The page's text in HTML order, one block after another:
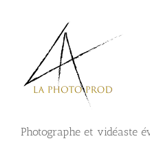
Photographe et vidéaste